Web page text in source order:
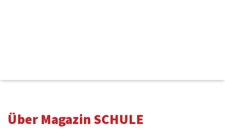
Name(benötigt)
Über Magazin SCHULE